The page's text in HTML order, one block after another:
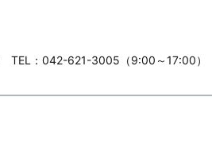
TEL：042-621-3005（9:00～17:00）